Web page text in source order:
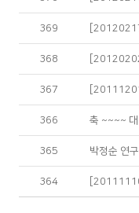
369
368
367
366 축 ~~~~ 대
365 박정순 연
364